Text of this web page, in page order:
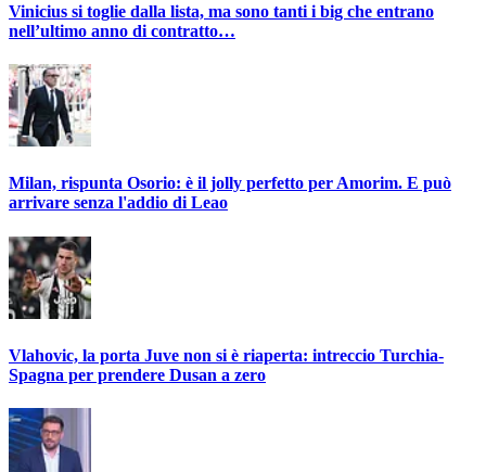
Vinicius si toglie dalla lista, ma sono tanti i big che entrano
nell’ultimo anno di contratto…
Milan, rispunta Osorio: è il jolly perfetto per Amorim. E può
arrivare senza l'addio di Leao
Vlahovic, la porta Juve non si è riaperta: intreccio Turchia-
Spagna per prendere Dusan a zero